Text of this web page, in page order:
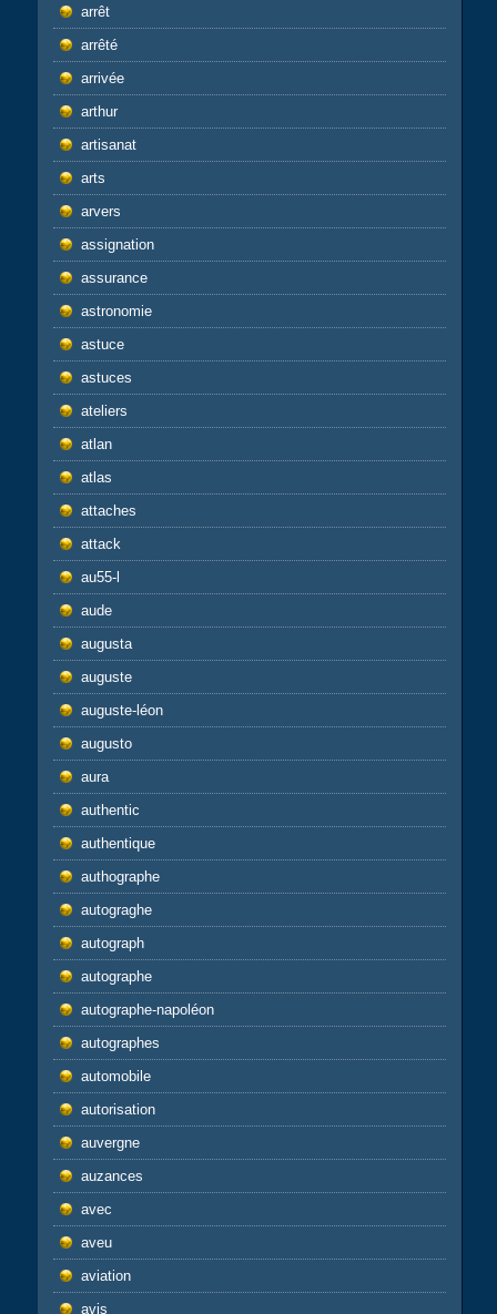
arrêt
arrêté
arrivée
arthur
artisanat
arts
arvers
assignation
assurance
astronomie
astuce
astuces
ateliers
atlan
atlas
attaches
attack
au55-l
aude
augusta
auguste
auguste-léon
augusto
aura
authentic
authentique
authographe
autograghe
autograph
autographe
autographe-napoléon
autographes
automobile
autorisation
auvergne
auzances
avec
aveu
aviation
avis